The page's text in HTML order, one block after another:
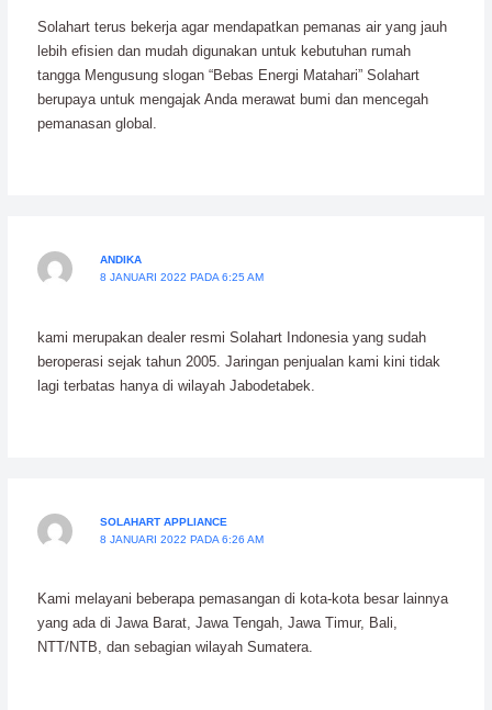
Solahart terus bekerja agar mendapatkan pemanas air yang jauh
lebih efisien dan mudah digunakan untuk kebutuhan rumah
tangga Mengusung slogan “Bebas Energi Matahari” Solahart
berupaya untuk mengajak Anda merawat bumi dan mencegah
pemanasan global.
ANDIKA
8 JANUARI 2022 PADA 6:25 AM
kami merupakan dealer resmi Solahart Indonesia yang sudah
beroperasi sejak tahun 2005. Jaringan penjualan kami kini tidak
lagi terbatas hanya di wilayah Jabodetabek.
SOLAHART APPLIANCE
8 JANUARI 2022 PADA 6:26 AM
Kami melayani beberapa pemasangan di kota-kota besar lainnya
yang ada di Jawa Barat, Jawa Tengah, Jawa Timur, Bali,
NTT/NTB, dan sebagian wilayah Sumatera.